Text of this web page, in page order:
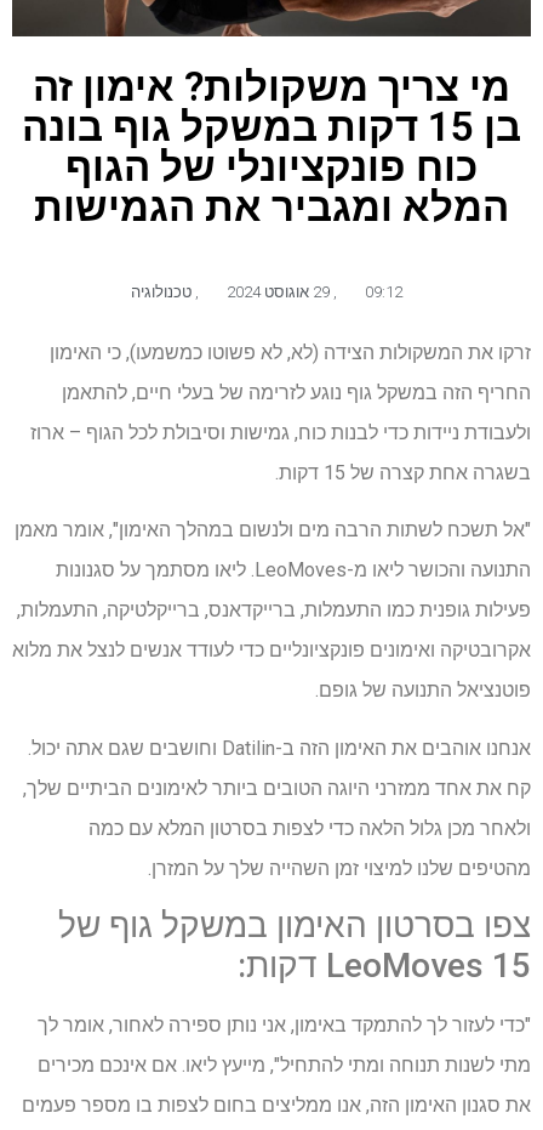
מי צריך משקולות? אימון זה
בן 15 דקות במשקל גוף בונה
כוח פונקציונלי של הגוף
המלא ומגביר את הגמישות
09:12 טכנולוגיה
זרקו את המשקולות הצידה (לא, לא פשוטו כמשמעו), כי האימון
החריף הזה במשקל גוף נוגע לזרימה של בעלי חיים, להתאמן
ולעבודת ניידות כדי לבנות כוח, גמישות וסיבולת לכל הגוף – ארוז
בשגרה אחת קצרה של 15 דקות.
"אל תשכח לשתות הרבה מים ולנשום במהלך האימון", אומר מאמן
התנועה והכושר ליאו מ-LeoMoves. ליאו מסתמך על סגנונות
פעילות גופנית כמו התעמלות, ברייקדאנס, ברייקלטיקה, התעמלות,
אקרובטיקה ואימונים פונקציונליים כדי לעודד אנשים לנצל את מלוא
פוטנציאל התנועה של גופם.
אנחנו אוהבים את האימון הזה ב-Datilin וחושבים שגם אתה יכול.
קח את אחד ממזרני היוגה הטובים ביותר לאימונים הביתיים שלך,
ולאחר מכן גלול הלאה כדי לצפות בסרטון המלא עם כמה
מהטיפים שלנו למיצוי זמן השהייה שלך על המזרן.
צפו בסרטון האימון במשקל גוף של
LeoMoves 15 דקות:
"כדי לעזור לך להתמקד באימון, אני נותן ספירה לאחור, אומר לך
מתי לשנות תנוחה ומתי להתחיל", מייעץ ליאו. אם אינכם מכירים
את סגנון האימון הזה, אנו ממליצים בחום לצפות בו מספר פעמים